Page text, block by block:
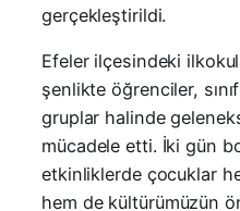
gerçekleştirildi.
Efeler ilçesindeki
şenlikte öğrenciler,
gruplar halinde
mücadele etti. İki gün
etkinliklerde çocuklar
hem de kültürümüzün